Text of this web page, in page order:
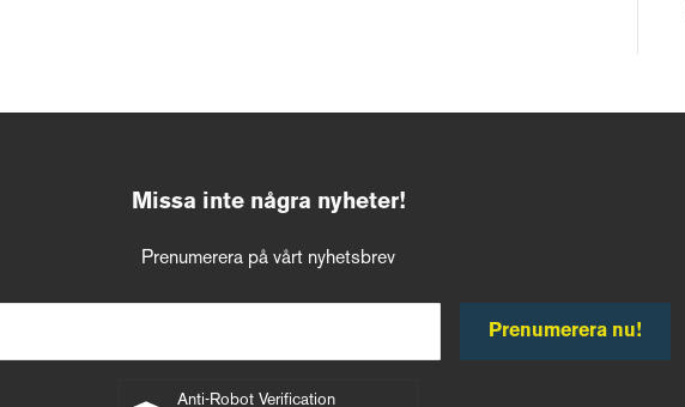
Missa inte några nyheter!
Prenumerera på vårt nyhetsbrev
Prenumerera nu!
Anti-Robot Verification